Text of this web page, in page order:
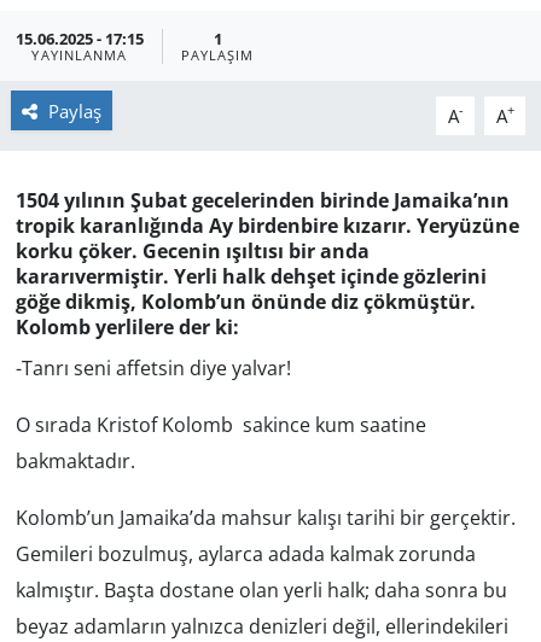
15.06.2025 - 17:15
YAYINLANMA
1
PAYLAŞIM
Paylaş A- A+
1504 yılının Şubat gecelerinden birinde Jamaika’nın
tropik karanlığında Ay birdenbire kızarır. Yeryüzüne
korku çöker. Gecenin ışıltısı bir anda
kararıvermiştir. Yerli halk dehşet içinde gözlerini
göğe dikmiş, Kolomb’un önünde diz çökmüştür.
Kolomb yerlilere der ki:
-Tanrı seni affetsin diye yalvar!
O sırada Kristof Kolomb sakince kum saatine
bakmaktadır.
Kolomb’un Jamaika’da mahsur kalışı tarihi bir gerçektir.
Gemileri bozulmuş, aylarca adada kalmak zorunda
kalmıştır. Başta dostane olan yerli halk; daha sonra bu
beyaz adamların yalnızca denizleri değil, ellerindekileri
EĞİTİM
EKONOMİ
GÜNDEM
HABERDE İNSAN
KÜLTÜR SANAT
MAGAZİN
POLİTİKA
RESMİ İLANLAR
SAĞLIK
Tüm Manşetler
Son Dakika Haberleri